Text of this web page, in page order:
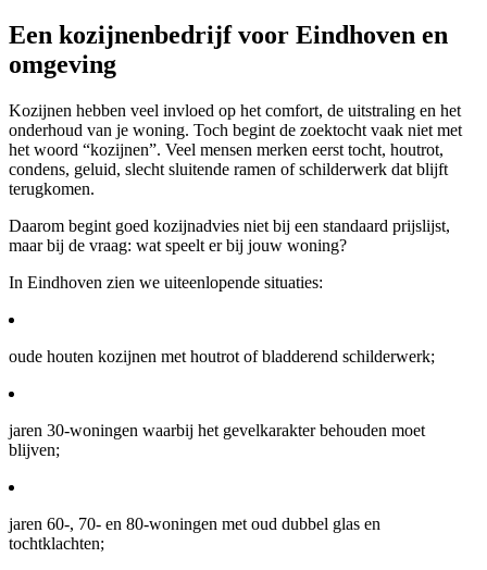
Een kozijnenbedrijf voor Eindhoven en
omgeving
Kozijnen hebben veel invloed op het comfort, de uitstraling en het
onderhoud van je woning. Toch begint de zoektocht vaak niet met
het woord “kozijnen”. Veel mensen merken eerst tocht, houtrot,
condens, geluid, slecht sluitende ramen of schilderwerk dat blijft
terugkomen.
Daarom begint goed kozijnadvies niet bij een standaard prijslijst,
maar bij de vraag: wat speelt er bij jouw woning?
In Eindhoven zien we uiteenlopende situaties:
oude houten kozijnen met houtrot of bladderend schilderwerk;
jaren 30-woningen waarbij het gevelkarakter behouden moet
blijven;
jaren 60-, 70- en 80-woningen met oud dubbel glas en
tochtklachten;